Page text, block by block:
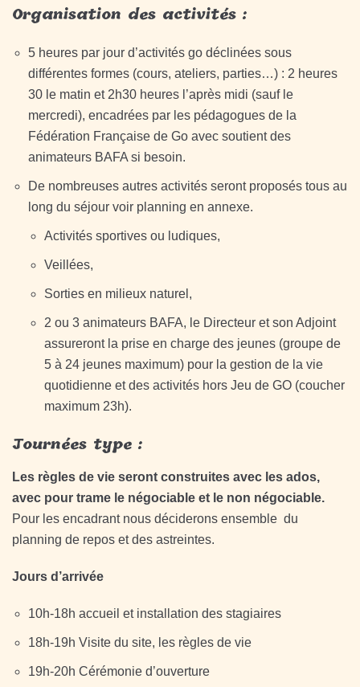
Organisation des activités :
5 heures par jour d’activités go déclinées sous
différentes formes (cours, ateliers, parties…) : 2 heures
30 le matin et 2h30 heures l’après midi (sauf le
mercredi), encadrées par les pédagogues de la
Fédération Française de Go avec soutient des
animateurs BAFA si besoin.
De nombreuses autres activités seront proposés tous au
long du séjour voir planning en annexe.
Activités sportives ou ludiques,
Veillées,
Sorties en milieux naturel,
2 ou 3 animateurs BAFA, le Directeur et son Adjoint
assureront la prise en charge des jeunes (groupe de
5 à 24 jeunes maximum) pour la gestion de la vie
quotidienne et des activités hors Jeu de GO (coucher
maximum 23h).
Journées type :
Les règles de vie seront construites avec les ados,
avec pour trame le négociable et le non négociable.
Pour les encadrant nous déciderons ensemble du
planning de repos et des astreintes.
Jours d’arrivée
10h-18h accueil et installation des stagiaires
18h-19h Visite du site, les règles de vie
19h-20h Cérémonie d’ouverture